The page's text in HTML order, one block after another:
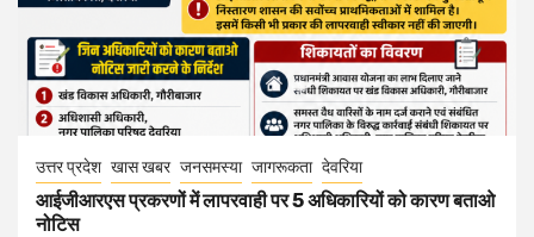
उत्तर प्रदेश खास खबर जनसमस्या जागरूकता देवरिया
आईजीआरएस प्रकरणों में लापरवाही पर 5 अधिकारियों को कारण बताओ
नोटिस